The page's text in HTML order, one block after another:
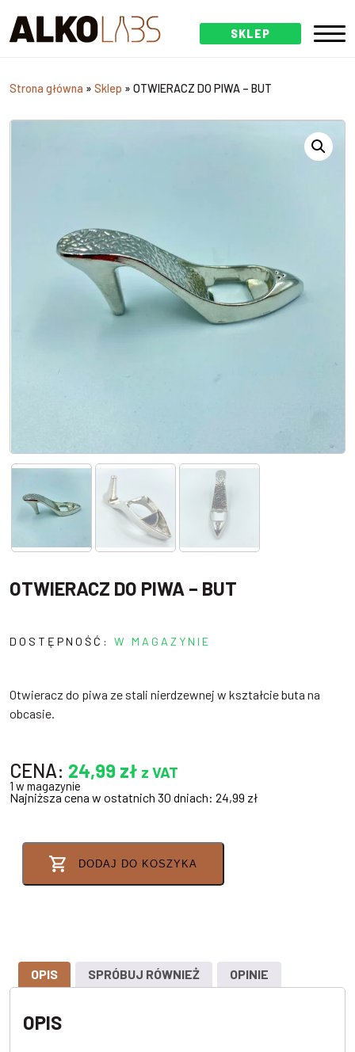
SKLEP
Strona główna » Sklep » OTWIERACZ DO PIWA – BUT
OTWIERACZ DO PIWA – BUT
DOSTĘPNOŚĆ: W MAGAZYNIE
Otwieracz do piwa ze stali nierdzewnej w kształcie buta na
obcasie.
CENA: 24,99 zł z VAT
1 w magazynie
Najniższa cena w ostatnich 30 dniach: 24,99 zł
DODAJ DO KOSZYKA
OPIS SPRÓBUJ RÓWNIEŻ OPINIE
OPIS